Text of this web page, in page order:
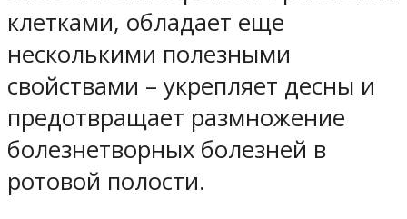
клетками, обладает еще
несколькими полезными
свойствами – укрепляет десны и
предотвращает размножение
болезнетворных болезней в
ротовой полости.